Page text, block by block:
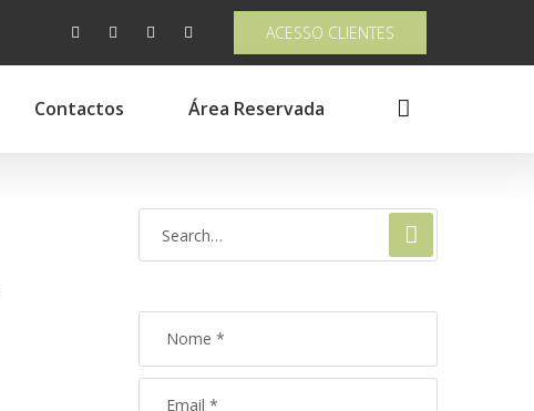
ACESSO CLIENTES
Contactos Área Reservada